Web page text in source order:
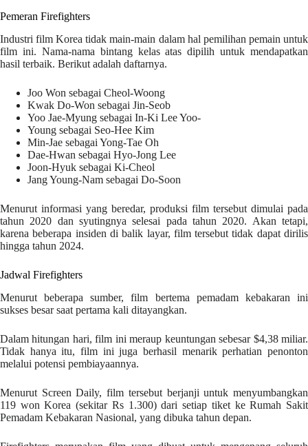
Pemeran Firefighters
Industri film Korea tidak main-main dalam hal pemilihan pemain untuk
film ini. Nama-nama bintang kelas atas dipilih untuk mendapatkan
hasil terbaik. Berikut adalah daftarnya.
Joo Won sebagai Cheol-Woong
Kwak Do-Won sebagai Jin-Seob
Yoo Jae-Myung sebagai In-Ki Lee Yoo-
Young sebagai Seo-Hee Kim
Min-Jae sebagai Yong-Tae Oh
Dae-Hwan sebagai Hyo-Jong Lee
Joon-Hyuk sebagai Ki-Cheol
Jang Young-Nam sebagai Do-Soon
Menurut informasi yang beredar, produksi film tersebut dimulai pada
tahun 2020 dan syutingnya selesai pada tahun 2020. Akan tetapi,
karena beberapa insiden di balik layar, film tersebut tidak dapat dirilis
hingga tahun 2024.
Jadwal Firefighters
Menurut beberapa sumber, film bertema pemadam kebakaran ini
sukses besar saat pertama kali ditayangkan.
Dalam hitungan hari, film ini meraup keuntungan sebesar $4,38 miliar.
Tidak hanya itu, film ini juga berhasil menarik perhatian penonton
melalui potensi pembiayaannya.
Menurut Screen Daily, film tersebut berjanji untuk menyumbangkan
119 won Korea (sekitar Rs 1.300) dari setiap tiket ke Rumah Sakit
Pemadam Kebakaran Nasional, yang dibuka tahun depan.